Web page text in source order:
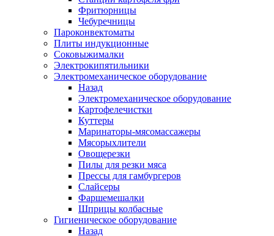
Фритюрницы
Чебуречницы
Пароконвектоматы
Плиты индукционные
Соковыжималки
Электрокипятильники
Электромеханическое оборудование
Назад
Электромеханическое оборудование
Картофелечистки
Куттеры
Маринаторы-мясомассажеры
Мясорыхлители
Овощерезки
Пилы для резки мяса
Прессы для гамбургеров
Слайсеры
Фаршемешалки
Шприцы колбасные
Гигиеническое оборудование
Назад